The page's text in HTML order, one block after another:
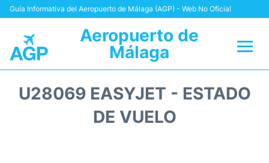
Guía Informativa del Aeropuerto de Málaga (AGP) - Web No Oficial
Aeropuerto de
Málaga
U28069 EASYJET - ESTADO
DE VUELO